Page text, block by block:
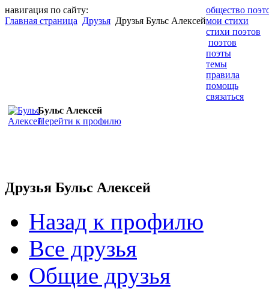
навигация по сайту:
Главная страница Друзья Друзья Бульс Алексей
общество
мои стихи
стихи поэтов
поэтов
поэты
темы
правила
помощь
связаться
Бульс Алексей
Перейти к профилю
Друзья Бульс Алексей
Назад к профилю
Все друзья
Общие друзья